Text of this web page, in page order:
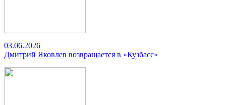
03.06.2026
Дмитрий Яковлев возвращается в «Кузбасс»